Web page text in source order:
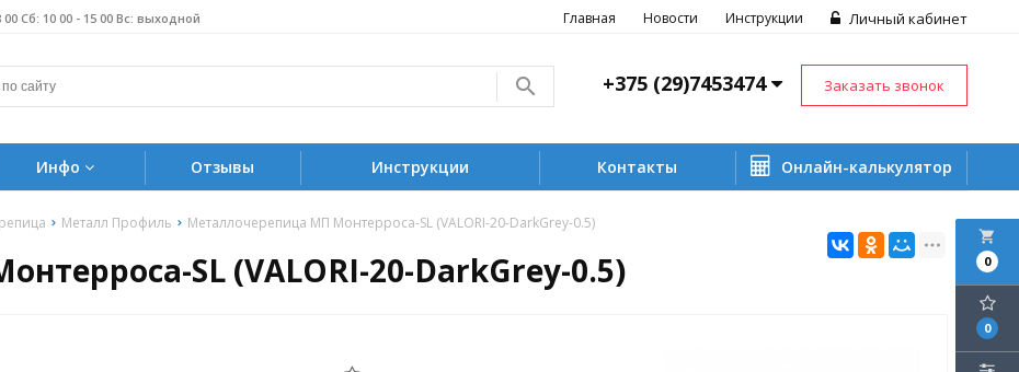
00 Сб: 10 00 - 15 00 Вс: выходной Личный кабинет
Главная Новости Инструкции
+375 (29)7453474 Заказать звонок
Инфо Отзывы Инструкции Контакты Онлайн-калькулятор
Металл Профиль Металлочерепица МП Монтерроса-SL (VALORI-20-DarkGrey-0.5)
SL (VALORI-20-DarkGrey-0.5)
local_grocery_store
0
0